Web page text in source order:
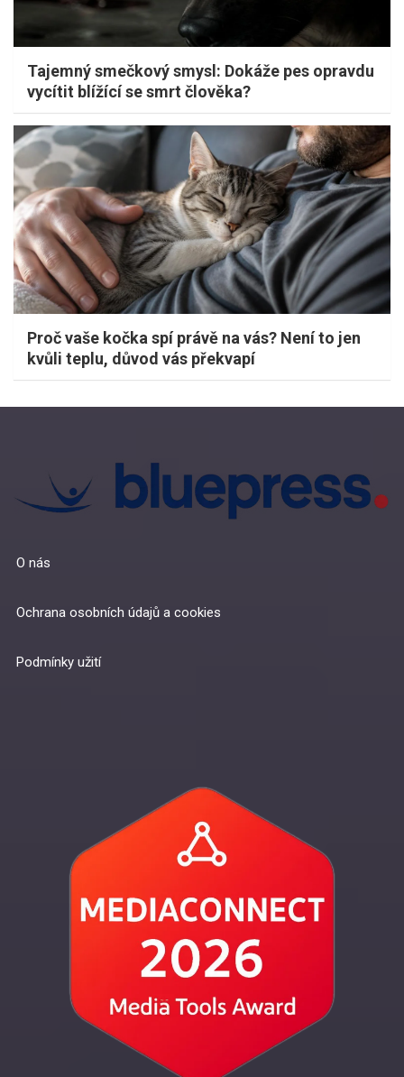
Tajemný smečkový smysl: Dokáže pes opravdu
vycítit blížící se smrt člověka?
Proč vaše kočka spí právě na vás? Není to jen
kvůli teplu, důvod vás překvapí
O nás
Ochrana osobních údajů a cookies
Podmínky užití